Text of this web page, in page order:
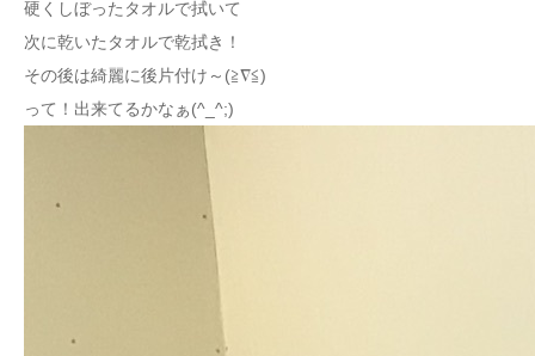
硬くしぼったタオルで拭いて
次に乾いたタオルで乾拭き！
その後は綺麗に後片付け～(≧∇≦)
って！出来てるかなぁ(^_^;)